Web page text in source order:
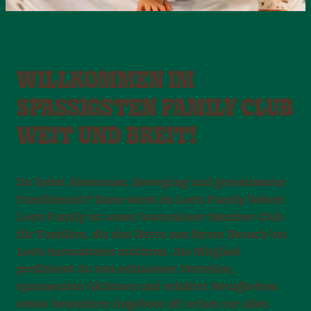
WILLKOMMEN IM
SPASSIGSTEN FAMILY CLUB W
EIT UND BREIT!
Du liebst Abenteuer, Bewegung und gemeinsame
Familienzeit? Dann wirst du Leo’s Family lieben!
Leo’s Family ist unser kostenloser Member Club
für Familien, die das Beste aus ihrem Besuch bei
Leo’s herausholen möchten. Als Mitglied
profitierst du von exklusiven Vorteilen,
spannenden Aktionen und erhältst Neuigkeiten
sowie besondere Angebote oft schon vor allen